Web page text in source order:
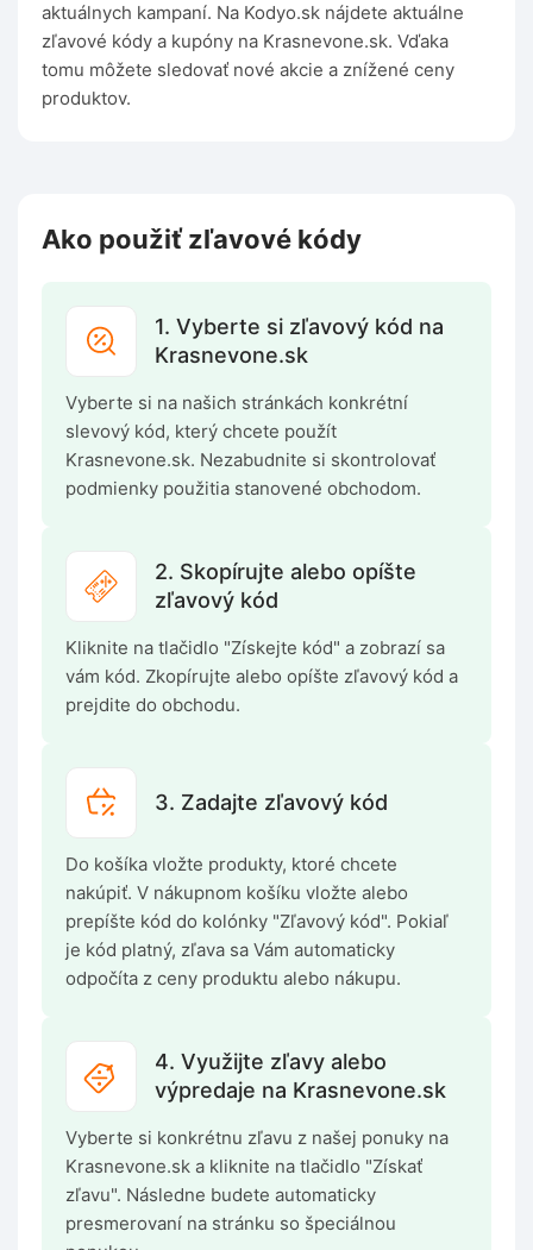
aktuálnych kampaní. Na Kodyo.sk nájdete aktuálne
zľavové kódy a kupóny na Krasnevone.sk. Vďaka
tomu môžete sledovať nové akcie a znížené ceny
produktov.
Ako použiť zľavové kódy
1. Vyberte si zľavový kód na
Krasnevone.sk
Vyberte si na našich stránkách konkrétní
slevový kód, který chcete použít
Krasnevone.sk. Nezabudnite si skontrolovať
podmienky použitia stanovené obchodom.
2. Skopírujte alebo opíšte
zľavový kód
Kliknite na tlačidlo "Získejte kód" a zobrazí sa
vám kód. Zkopírujte alebo opíšte zľavový kód a
prejdite do obchodu.
3. Zadajte zľavový kód
Do košíka vložte produkty, ktoré chcete
nakúpiť. V nákupnom košíku vložte alebo
prepíšte kód do kolónky "Zľavový kód". Pokiaľ
je kód platný, zľava sa Vám automaticky
odpočíta z ceny produktu alebo nákupu.
4. Využijte zľavy alebo
výpredaje na Krasnevone.sk
Vyberte si konkrétnu zľavu z našej ponuky na
Krasnevone.sk a kliknite na tlačidlo "Získať
zľavu". Následne budete automaticky
presmerovaní na stránku so špeciálnou